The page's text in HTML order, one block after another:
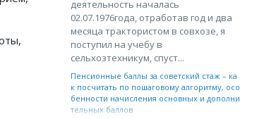
деятельность началась
02.07.1976года, отработав год и два
месяца трактористом в совхозе, я
поступил на учебу в
сельхозтехникум, спуст...
Пенсионные баллы за советский стаж – ка
к посчитать по пошаговому алгоритму, осо
бенности начисления основных и дополни
тельных баллов